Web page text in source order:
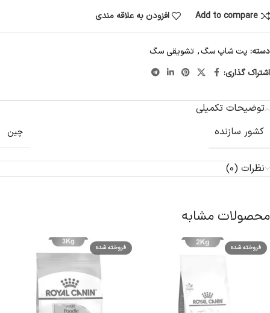
Add to compare
افزودن به علاقه مندی
دسته: پت شاپ سگ, تشویقی سگ
اشتراک گذاری:
توضیحات تکمیلی
کشور سازنده
چین
نظرات (0)
محصولات مشابه
فروخته شده فروخته شده